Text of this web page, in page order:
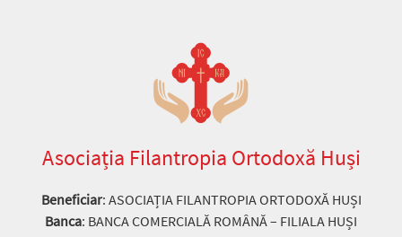
Asociația Filantropia Ortodoxă Huși
Beneficiar: ASOCIAȚIA FILANTROPIA ORTODOXĂ HUȘI
Banca: BANCA COMERCIALĂ ROMÂNĂ – FILIALA HUȘI